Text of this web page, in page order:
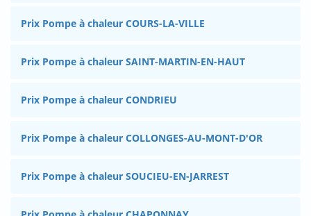
Prix Pompe à chaleur COURS-LA-VILLE
Prix Pompe à chaleur SAINT-MARTIN-EN-HAUT
Prix Pompe à chaleur CONDRIEU
Prix Pompe à chaleur COLLONGES-AU-MONT-D'OR
Prix Pompe à chaleur SOUCIEU-EN-JARREST